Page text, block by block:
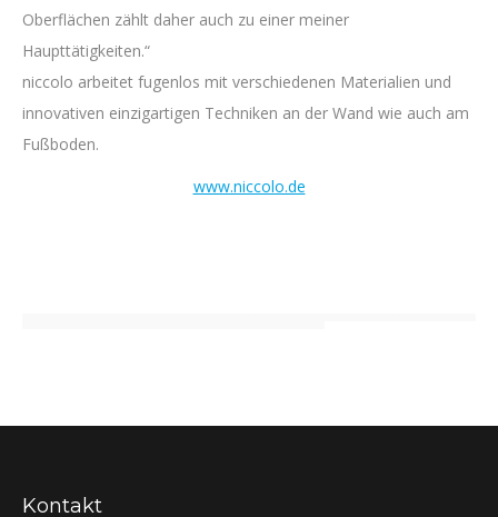
Oberflächen zählt daher auch zu einer meiner
Haupttätigkeiten.“
niccolo arbeitet fugenlos mit verschiedenen Materialien und
innovativen einzigartigen Techniken an der Wand wie auch am
Fußboden.
www.niccolo.de
Kontakt